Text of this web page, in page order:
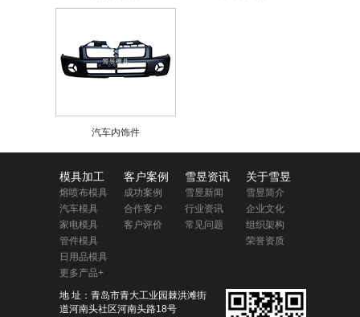
汽车内饰件
模具加工
熔喷布模具
汽车模具
家电模具
管件模具
日用品模具
更多产品+
客户案例
成功案例
合作客户
客户评价
雪昱资讯
雪昱新闻
行业资讯
常见问题
关于雪昱
雪昱简介
企业文化
组织架构
荣誉资质
地 址：青岛市青大工业园棘洪滩街
道河南头社区河南头路18号